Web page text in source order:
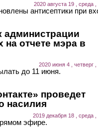
2020 августа 19 , среда ,
антисептики при
на отчете мэра в
2020 июня 4 , четверг ,
до 11 июня.
проведет
насилия
2019 декабря 18 , среда ,
эфире.